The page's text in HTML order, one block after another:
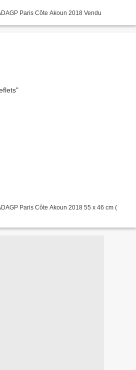
Paris Côte Akoun 2018 Vendu
Paris Côte Akoun 2018 55 x 46 cm (